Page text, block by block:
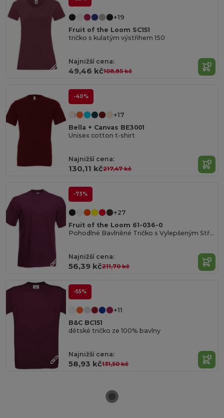
+19
Fruit of the Loom SC151
tričko s kulatým výstřihem 150
Najnižší cena:
49,46 kč108,85 kč
-40%
+17
Bella + Canvas BE3001
Unisex cotton t-shirt
Najnižší cena:
130,11 kč217,47 kč
-73%
+27
Fruit of the Loom 61-036-0
Pohodlné Bavlněné Tričko s Vylepšeným Střihem
Najnižší cena:
56,39 kč211,70 kč
-55%
+11
B&C BC151
dětské tričko ze 100% bavlny
Najnižší cena:
58,93 kč131,50 kč